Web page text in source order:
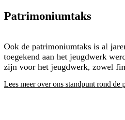
Patrimoniumtaks
Ook de patrimoniumtaks is al
toegekend aan het jeugdwerk
zijn voor het jeugdwerk, zowel
Lees meer over ons standpunt rond de